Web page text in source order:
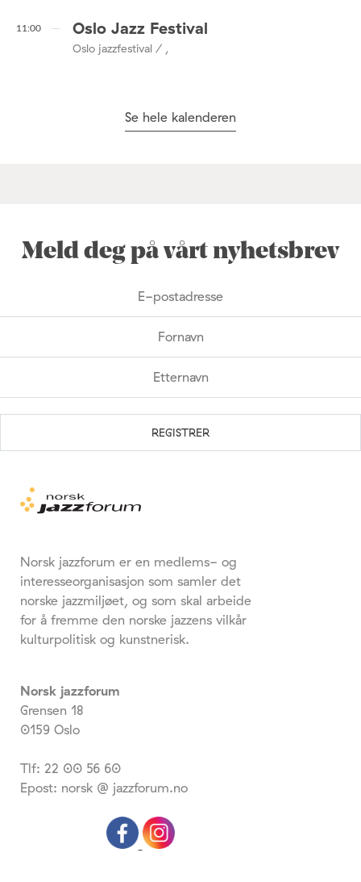
11:00 Oslo Jazz Festival
Oslo jazzfestival / ,
Se hele kalenderen
Meld deg på vårt nyhetsbrev
Norsk jazzforum er en medlems- og
interesseorganisasjon som samler det
norske jazzmiljøet, og som skal arbeide
for å fremme den norske jazzens vilkår
kulturpolitisk og kunstnerisk.
Norsk jazzforum
Grensen 18
0159 Oslo
Tlf: 22 00 56 60
Epost: norsk @ jazzforum.no